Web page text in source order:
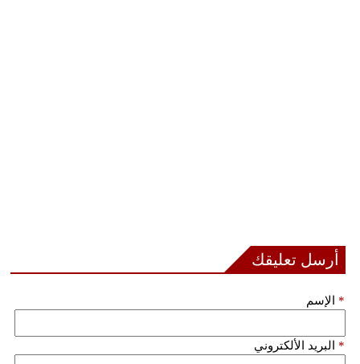
أرسل تعليقك
الإسم *
البريد الألكتروني *